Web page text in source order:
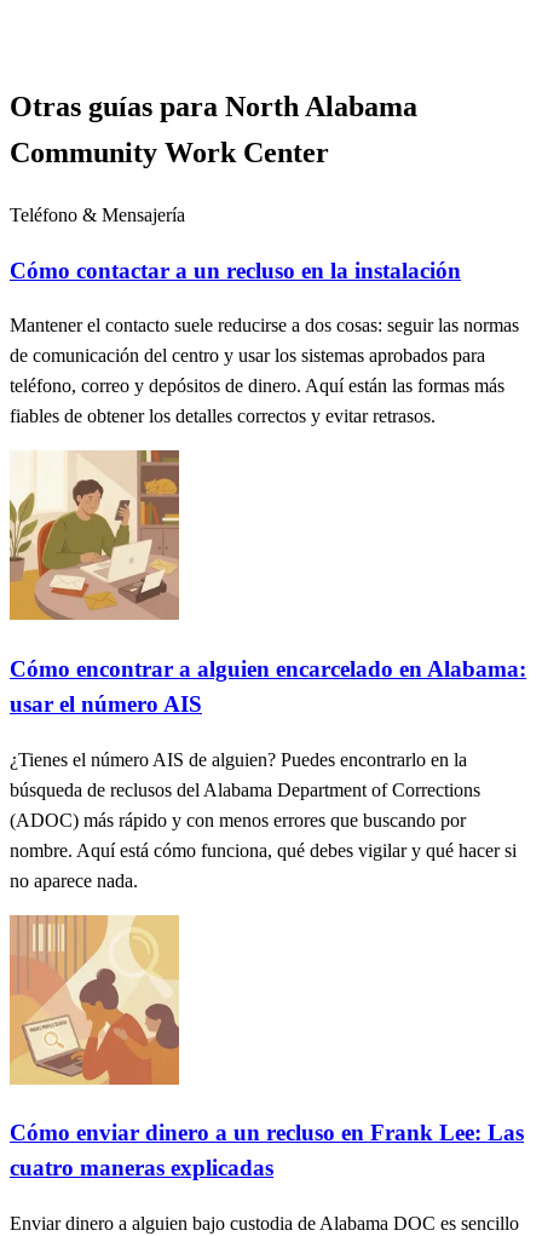
Otras guías para North Alabama
Community Work Center
Teléfono & Mensajería
Cómo contactar a un recluso en la instalación
Mantener el contacto suele reducirse a dos cosas: seguir las normas
de comunicación del centro y usar los sistemas aprobados para
teléfono, correo y depósitos de dinero. Aquí están las formas más
fiables de obtener los detalles correctos y evitar retrasos.
Cómo encontrar a alguien encarcelado en Alabama:
usar el número AIS
¿Tienes el número AIS de alguien? Puedes encontrarlo en la
búsqueda de reclusos del Alabama Department of Corrections
(ADOC) más rápido y con menos errores que buscando por
nombre. Aquí está cómo funciona, qué debes vigilar y qué hacer si
no aparece nada.
Cómo enviar dinero a un recluso en Frank Lee: Las
cuatro maneras explicadas
Enviar dinero a alguien bajo custodia de Alabama DOC es sencillo